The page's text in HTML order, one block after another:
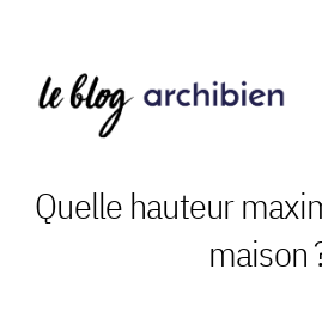
Quelle hauteur
maison